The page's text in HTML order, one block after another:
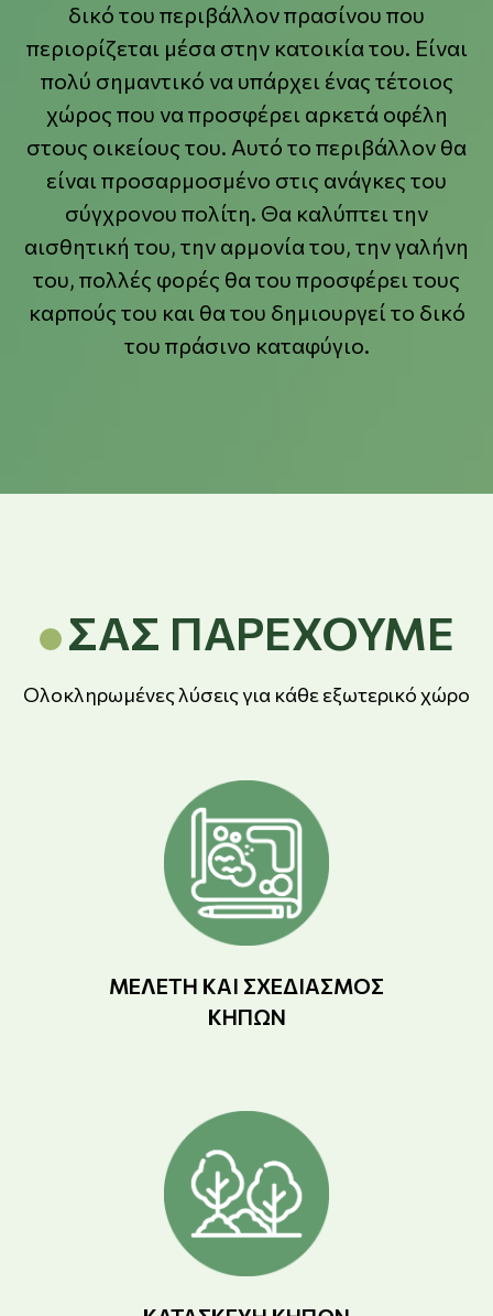
δικό του περιβάλλον πρασίνου που
περιορίζεται μέσα στην κατοικία του. Είναι
πολύ σημαντικό να υπάρχει ένας τέτοιος
χώρος που να προσφέρει αρκετά οφέλη
στους οικείους του. Αυτό το περιβάλλον θα
είναι προσαρμοσμένο στις ανάγκες του
σύγχρονου πολίτη. Θα καλύπτει την
αισθητική του, την αρμονία του, την γαλήνη
του, πολλές φορές θα του προσφέρει τους
καρπούς του και θα του δημιουργεί το δικό
του πράσινο καταφύγιο.
ΣΑΣ ΠΑΡΈΧΟΥΜΕ
Ολοκληρωμένες λύσεις για κάθε εξωτερικό χώρο
ΜΕΛΈΤΗ ΚΑΙ ΣΧΕΔΙΑΣΜΌΣ
ΚΉΠΩΝ